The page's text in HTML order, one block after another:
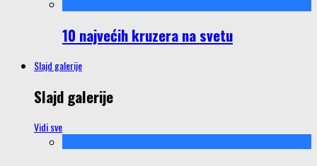
10 najvećih kruzera na svetu
Slajd galerije
Slajd galerije
Vidi sve